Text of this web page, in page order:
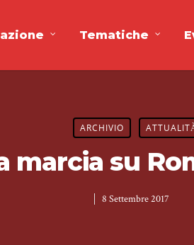
Tematiche
ARCHIVIO
marcia su
8 Settembre 2017